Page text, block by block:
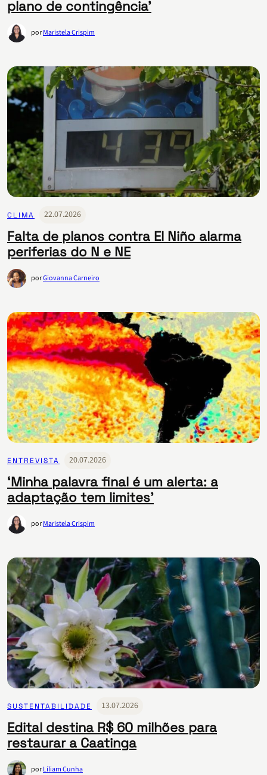
plano de contingência’
porMaristela Crispim
CLIMA 22.07.2026
Falta de planos contra El Niño alarma
periferias do N e NE
porGiovanna Carneiro
ENTREVISTA 20.07.2026
‘Minha palavra final é um alerta: a
adaptação tem limites’
porMaristela Crispim
SUSTENTABILIDADE 13.07.2026
Edital destina R$ 60 milhões para
restaurar a Caatinga
porLíliam Cunha